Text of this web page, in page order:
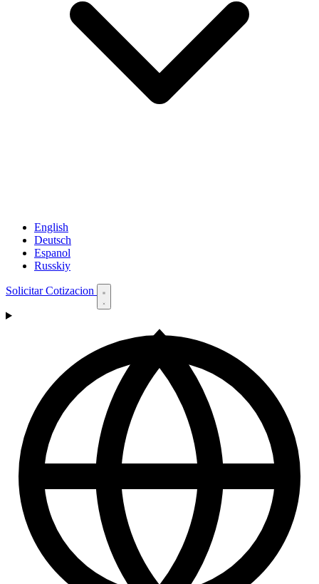
English
Deutsch
Espanol
Russkiy
Solicitar Cotizacion